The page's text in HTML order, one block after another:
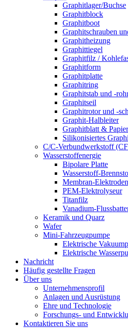
Graphitlager/Buchse
Graphitblock
Graphitboot
Graphitschrauben
Graphitheizung
Graphittiegel
Graphitfilz /
Graphitform
Graphitplatte
Graphitring
Graphitstab und -
Graphitseil
Graphitrotor und -
Graphit-Halbleiter
Graphitblatt & Papier
Silikonisiertes
C/C-Verbundwerkstoff
Wasserstoffenergie
Bipolare Platte
Wasserstoff-
Membran-
PEM-Elektrolyseur
Titanfilz
Vanadium-
Keramik und Quarz
Wafer
Mini-Fahrzeugpumpe
Elektrische
Elektrische
Nachricht
Häufig gestellte Fragen
Über uns
Unternehmensprofil
Anlagen und Ausrüstung
Ehre und Technologie
Forschungs- und
Kontaktieren Sie uns